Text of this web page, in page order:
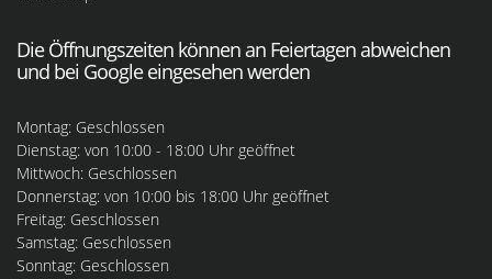
Die Öffnungszeiten können an Feiertagen abweichen
und bei Google eingesehen werden
Montag: Geschlossen
Dienstag: von 10:00 - 18:00 Uhr geöffnet
Mittwoch: Geschlossen
Donnerstag: von 10:00 bis 18:00 Uhr geöffnet
Freitag: Geschlossen
Samstag: Geschlossen
Sonntag: Geschlossen